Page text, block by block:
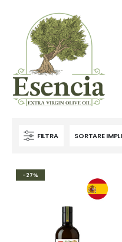
FILTRA
-27%